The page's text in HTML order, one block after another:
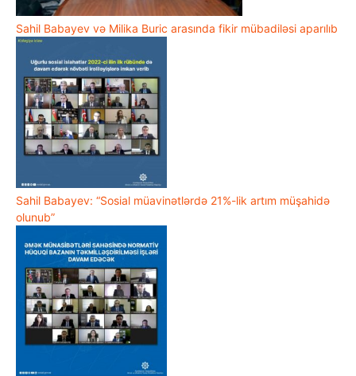
Sahil Babayev və Milika Buric arasında fikir mübadiləsi aparılıb
Sahil Babayev: “Sosial müavinətlərdə 21%-lik artım müşahidə
olunub”